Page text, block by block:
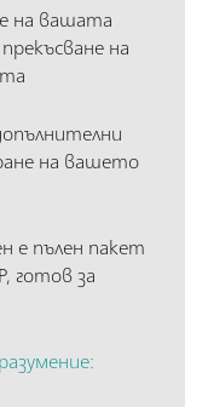
на вашата
на
на вашето
е пълен пакет
готов за